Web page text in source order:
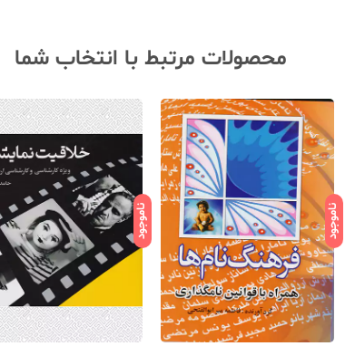
محصولات مرتبط با انتخاب شما
ناموجود ناموجود